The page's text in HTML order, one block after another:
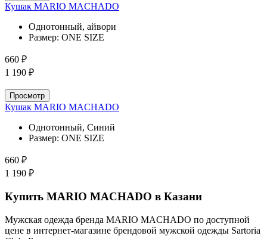
Кушак MARIO MACHADO
Однотонный, айвори
Размер: ONE SIZE
660 ₽
1 190 ₽
Просмотр
Кушак MARIO MACHADO
Однотонный, Синий
Размер: ONE SIZE
660 ₽
1 190 ₽
Купить MARIO MACHADO в Казани
Мужская одежда бренда MARIO MACHADO по доступной
цене в интернет-магазине брендовой мужской одежды Sartoria